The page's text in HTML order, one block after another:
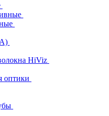
HiViz
оптики